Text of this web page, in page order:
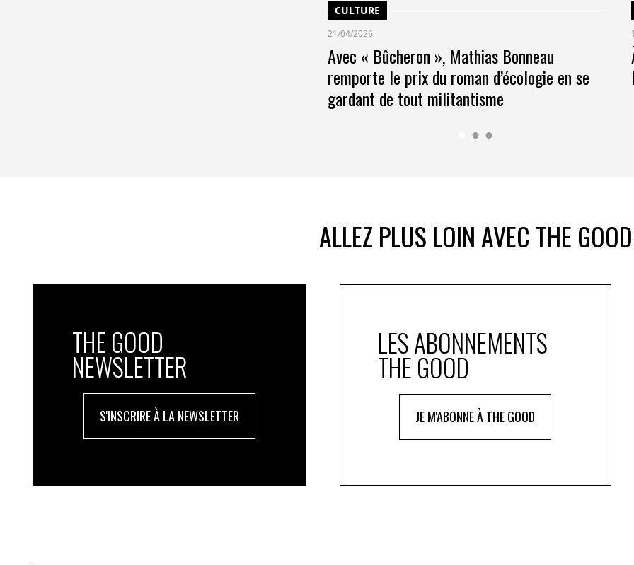
CULTURE
21/04/2026
Avec « Bûcheron », Mathias Bonneau
remporte le prix du roman d’écologie en se
gardant de tout militantisme
ALLEZ PLUS LOIN AVEC THE GOOD
THE GOOD
NEWSLETTER
S'INSCRIRE À LA NEWSLETTER
LES ABONNEMENTS
THE GOOD
JE M'ABONNE À THE GOOD